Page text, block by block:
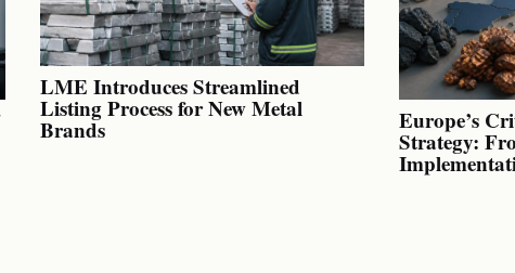
LME Introduces Streamlined
Listing Process for New Metal
Brands Europe’s
Strategy: